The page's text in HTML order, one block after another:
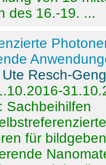
des 16.-19. ...
Resch-
Sachbeihilfen
für